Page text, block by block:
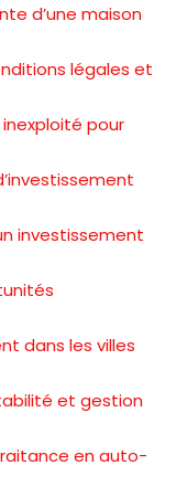
d’une maison
légales et
pour
investissement
dans les villes
et gestion
en auto-